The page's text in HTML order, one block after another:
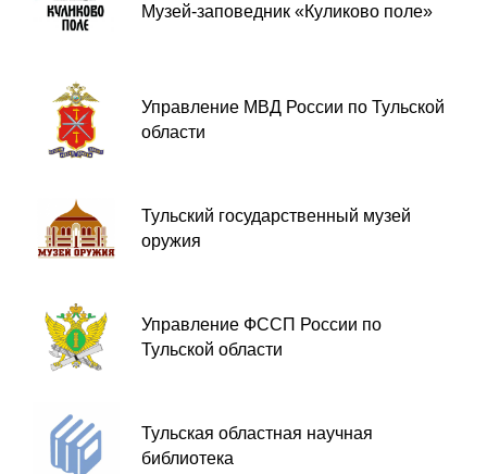
Музей-заповедник «Куликово поле»
Управление МВД России по Тульской
области
Тульский государственный музей
оружия
Управление ФССП России по
Тульской области
Тульская областная научная
библиотека